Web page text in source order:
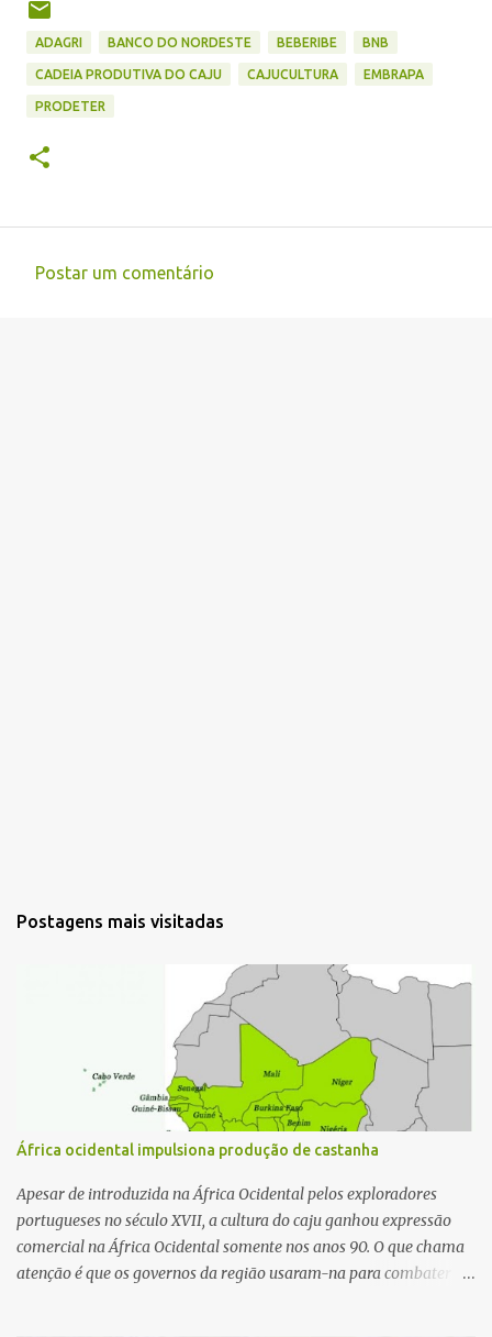
ADAGRI BANCO DO NORDESTE BEBERIBE BNB
CADEIA PRODUTIVA DO CAJU CAJUCULTURA EMBRAPA
PRODETER
Postar um comentário
Postagens mais visitadas
África ocidental impulsiona produção de castanha
Apesar de introduzida na África Ocidental pelos exploradores
portugueses no século XVII, a cultura do caju ganhou expressão
comercial na África Ocidental somente nos anos 90. O que chama
atenção é que os governos da região usaram-na para combater o